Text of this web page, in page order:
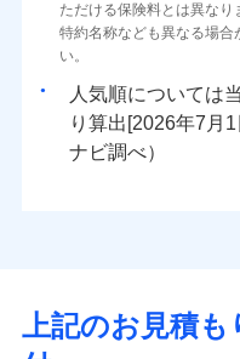
ただける保険料とは異な
特約名称なども異なる場合
い。
人気順については
り算出[
年 月
ナビ調べ）
上記のお見積も